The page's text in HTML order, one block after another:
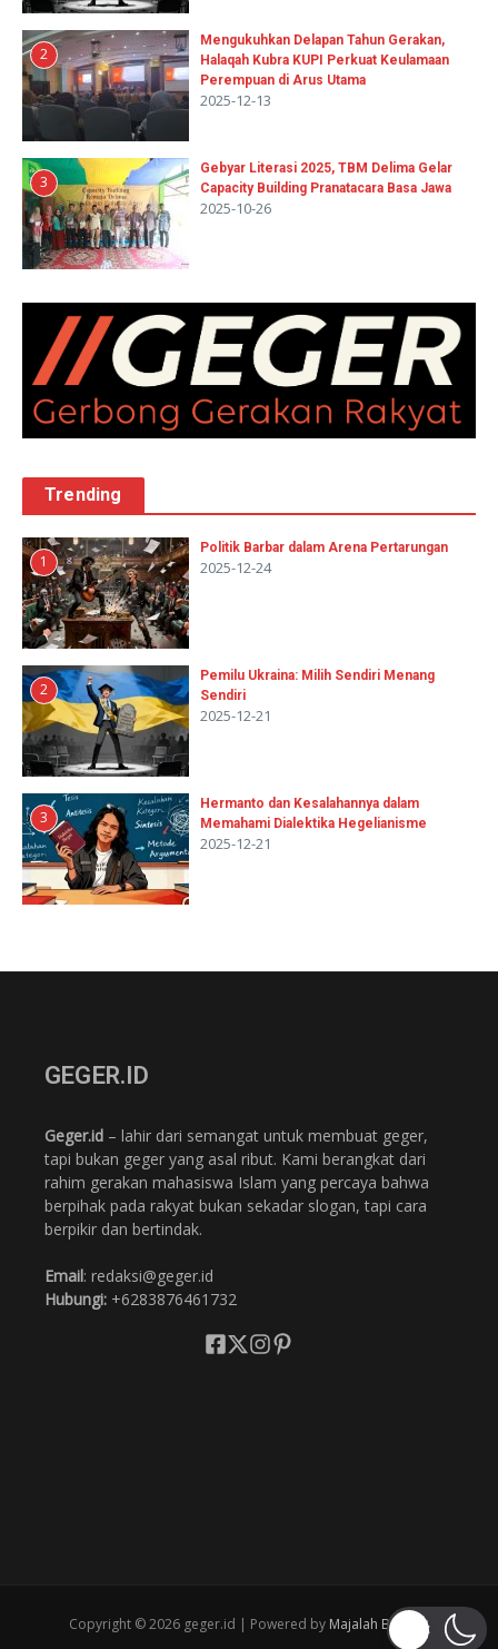
2
Mengukuhkan Delapan Tahun Gerakan,
Halaqah Kubra KUPI Perkuat Keulamaan
Perempuan di Arus Utama
2025-12-13
3
Gebyar Literasi 2025, TBM Delima Gelar
Capacity Building Pranatacara Basa Jawa
2025-10-26
Trending
1
Politik Barbar dalam Arena Pertarungan
2025-12-24
2
Pemilu Ukraina: Milih Sendiri Menang
Sendiri
2025-12-21
3
Hermanto dan Kesalahannya dalam
Memahami Dialektika Hegelianisme
2025-12-21
GEGER.ID
Geger.id – lahir dari semangat untuk membuat geger,
tapi bukan geger yang asal ribut. Kami berangkat dari
rahim gerakan mahasiswa Islam yang percaya bahwa
berpihak pada rakyat bukan sekadar slogan, tapi cara
berpikir dan bertindak.
Email: redaksi@geger.id
Hubungi: +6283876461732
Copyright © 2026 geger.id | Powered by Majalah Berita X